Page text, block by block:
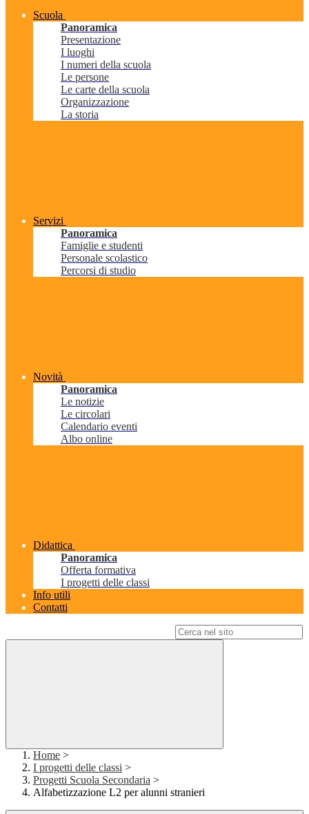
Scuola
Panoramica
Presentazione
I luoghi
I numeri della scuola
Le persone
Le carte della scuola
Organizzazione
La storia
Servizi
Panoramica
Famiglie e studenti
Personale scolastico
Percorsi di studio
Novità
Panoramica
Le notizie
Le circolari
Calendario eventi
Albo online
Didattica
Panoramica
Offerta formativa
I progetti delle classi
Info utili
Contatti
Home >
I progetti delle classi >
Progetti Scuola Secondaria >
Alfabetizzazione L2 per alunni stranieri